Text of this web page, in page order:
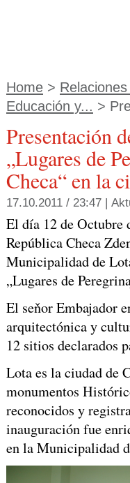
Home >
Educación y... >
Presentación
„Lugares de
Checa“ en la
17.10.2011 / 23:47 |
El día 12 de Octubre
República Checa
Municipalidad de
„Lugares de
El seňor Embajador
arquitectónica y
12 sitios declarados
Lota es la ciudad de
monumentos
reconocidos y
inauguración fue
en la Municipalidad